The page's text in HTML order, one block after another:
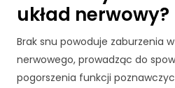
układ nerwowy?
Brak snu powoduje zaburzenia
nerwowego, prowadząc do
pogorszenia funkcji